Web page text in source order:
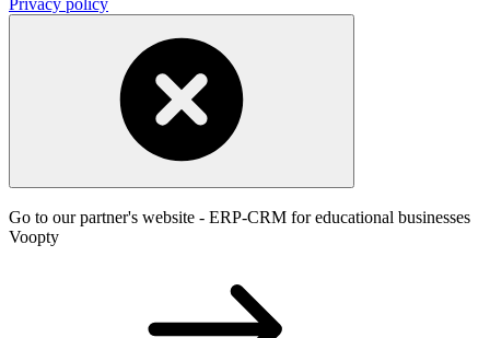
Privacy policy
Go to our partner's website - ERP-CRM for educational businesses
Voopty